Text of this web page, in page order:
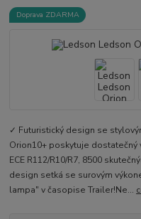
Doprava ZDARMA
✓ Futuristický design se
Orion10+ poskytuje dostatečný
ECE R112/R10/R7, 8500
design setká se surovým
lampa" v časopise Trailer!Ne...